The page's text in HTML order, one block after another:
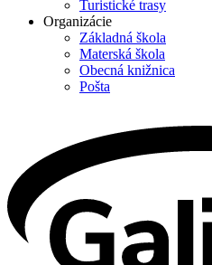
Turistické trasy
Organizácie
Základná škola
Materská škola
Obecná knižnica
Pošta